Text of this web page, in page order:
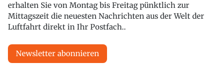
erhalten Sie von Montag bis Freitag pünktlich zur
Mittagszeit die neuesten Nachrichten aus der Welt der
Luftfahrt direkt in Ihr Postfach..
Newsletter abonnieren